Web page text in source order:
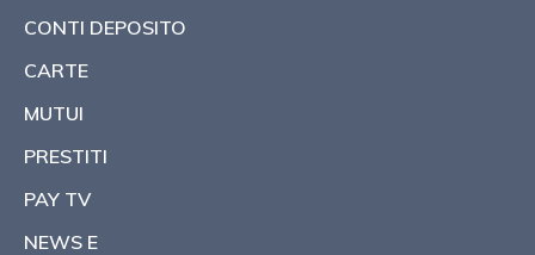
CONTI DEPOSITO
CARTE
MUTUI
PRESTITI
PAY TV
NEWS E